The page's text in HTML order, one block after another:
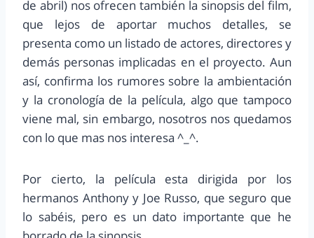
de abril) nos ofrecen también la sinopsis del film,
que lejos de aportar muchos detalles, se
presenta como un listado de actores, directores y
demás personas implicadas en el proyecto. Aun
así, confirma los rumores sobre la ambientación
y la cronología de la película, algo que tampoco
viene mal, sin embargo, nosotros nos quedamos
con lo que mas nos interesa ^_^.
Por cierto, la película esta dirigida por los
hermanos Anthony y Joe Russo, que seguro que
lo sabéis, pero es un dato importante que he